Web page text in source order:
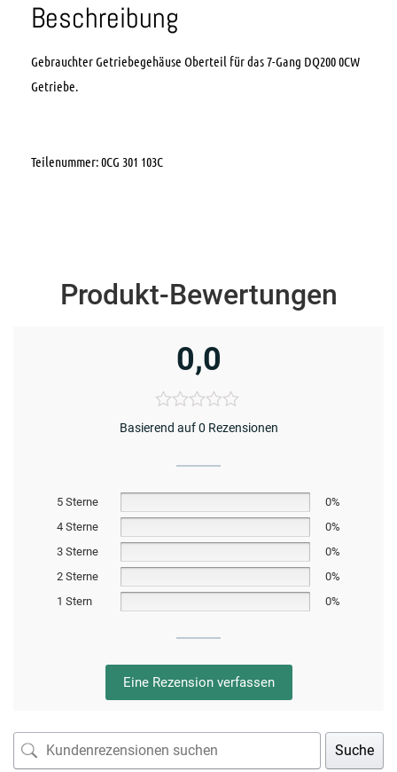
Beschreibung
Gebrauchter Getriebegehäuse Oberteil für das 7-Gang DQ200 0CW
Getriebe.
Teilenummer: 0CG 301 103C
Produkt-Bewertungen
0,0
Basierend auf 0 Rezensionen
5 Sterne
0%
4 Sterne
0%
3 Sterne
0%
2 Sterne
0%
1 Stern
0%
Eine Rezension verfassen
Suche